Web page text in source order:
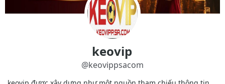
keovip
@keovippsacom